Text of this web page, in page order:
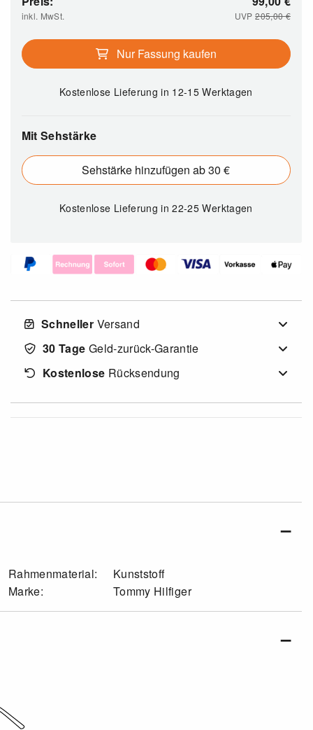
inkl. MwSt. UVP205,00€
Nur Fassung kaufen
Kostenlose Lieferungin 12-15 Werktagen
Mit Sehstärke
Sehstärke hinzufügen ab 30 €
Kostenlose Lieferungin 22-25 Werktagen
Schneller Versand
30 Tage Geld-zurück-Garantie
Kostenlose Rücksendung
Rahmenmaterial:
Kunststoff
Marke:
Tommy Hilfiger